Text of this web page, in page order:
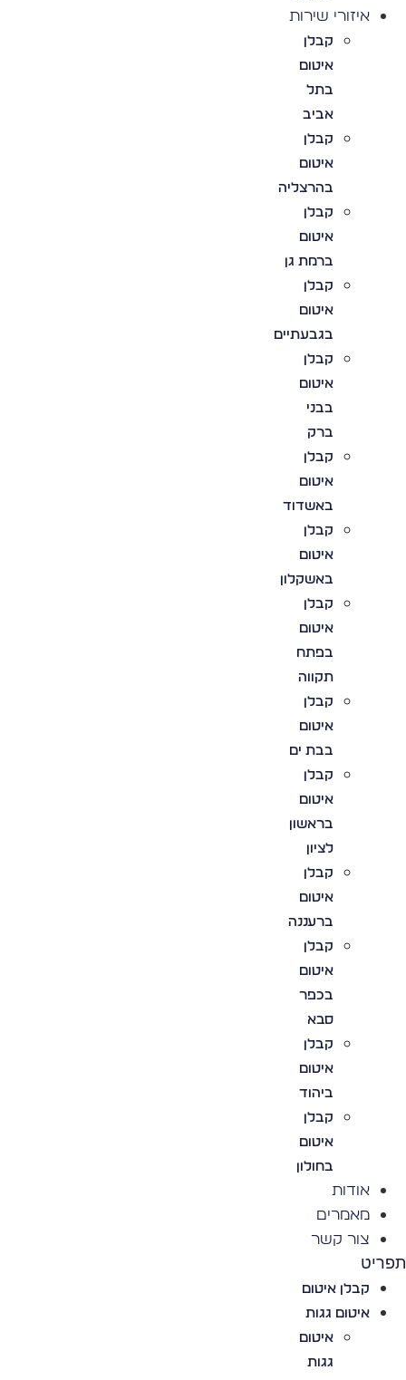
איזורי שירות
קבלן
איטום
בתל
אביב
קבלן
איטום
בהרצליה
קבלן
איטום
ברמת גן
קבלן
איטום
בגבעתיים
קבלן
איטום
בבני
ברק
קבלן
איטום
באשדוד
קבלן
איטום
באשקלון
קבלן
איטום
בפתח
תקווה
קבלן
איטום
בבת ים
קבלן
איטום
בראשון
לציון
קבלן
איטום
ברעננה
קבלן
איטום
בכפר
סבא
קבלן
איטום
ביהוד
קבלן
איטום
בחולון
אודות
מאמרים
צור קשר
קבלן איטום
איטום גגות
איטום
גגות